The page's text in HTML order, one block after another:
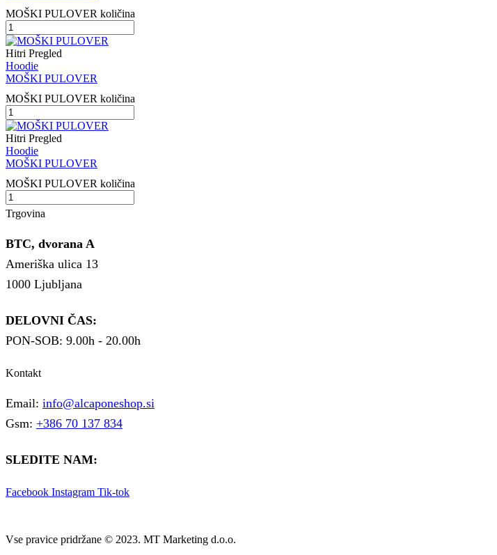
MOŠKI PULOVER količina
Hitri Pregled
Hoodie
MOŠKI PULOVER
MOŠKI PULOVER količina
Hitri Pregled
Hoodie
MOŠKI PULOVER
MOŠKI PULOVER količina
Trgovina
BTC, dvorana A
Ameriška ulica 13
1000 Ljubljana
DELOVNI ČAS:
PON-SOB: 9.00h - 20.00h
Kontakt
Email: info@alcaponeshop.si
Gsm: +386 70 137 834
SLEDITE NAM:
Facebook Instagram Tik-tok
Vse pravice pridržane © 2023. MT Marketing d.o.o.